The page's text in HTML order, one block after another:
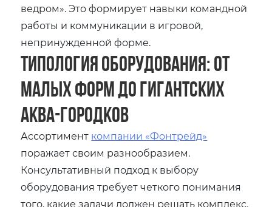
ведром». Это формирует навыки командной
работы и коммуникации в игровой,
непринужденной форме.
Типология оборудования: от
малых форм до гигантских
аква-городков
Ассортимент компании «Фонтрейд»
поражает своим разнообразием.
Консультативный подход к выбору
оборудования требует четкого понимания
того, какие задачи должен решать комплекс.